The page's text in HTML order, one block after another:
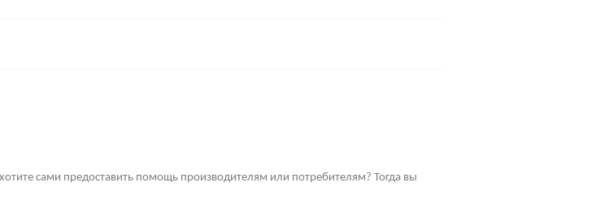
сами предоставить помощь производителям или потребителям? Тогда вы